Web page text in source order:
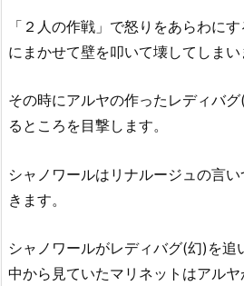
「２人の作戦」で怒りをあらわに
にまかせて壁を叩いて壊してしまい
その時にアルヤの作ったレディバ
るところを目撃します。
シャノワールはリナルージュの言
きます。
シャノワールがレディバグ(幻)を追
中から見ていたマリネットはアル